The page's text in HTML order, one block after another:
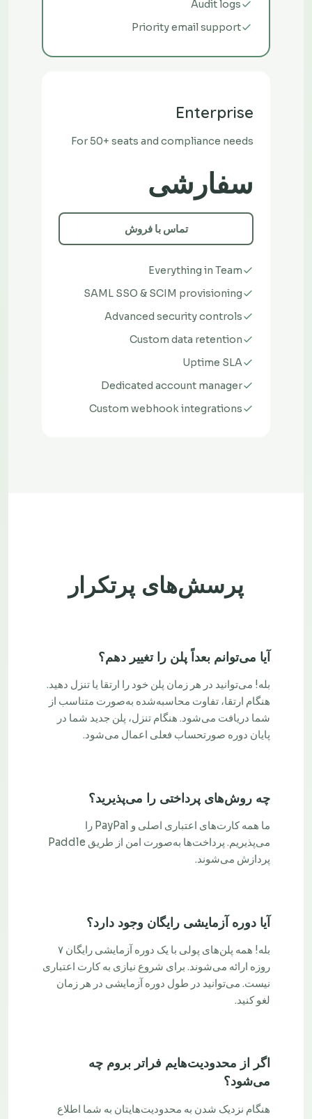
Audit logs
Priority email support
Enterprise
For 50+ seats and compliance needs
سفارشی
تماس با فروش
Everything in Team
SAML SSO & SCIM provisioning
Advanced security controls
Custom data retention
Uptime SLA
Dedicated account manager
Custom webhook integrations
پرسش‌های پرتکرار
آیا می‌توانم بعداً پلن را تغییر دهم؟
بله! می‌توانید در هر زمان پلن خود را ارتقا یا تنزل دهید.
هنگام ارتقا، تفاوت محاسبه‌شده به‌صورت متناسب از
شما دریافت می‌شود. هنگام تنزل، پلن جدید شما در
پایان دوره صورتحساب فعلی اعمال می‌شود.
چه روش‌های پرداختی را می‌پذیرید؟
ما همه کارت‌های اعتباری اصلی و PayPal را
می‌پذیریم. پرداخت‌ها به‌صورت امن از طریق Paddle
پردازش می‌شوند.
آیا دوره آزمایشی رایگان وجود دارد؟
بله! همه پلن‌های پولی با یک دوره آزمایشی رایگان ۷
روزه ارائه می‌شوند. برای شروع نیازی به کارت اعتباری
نیست. می‌توانید در طول دوره آزمایشی در هر زمان
لغو کنید.
اگر از محدودیت‌هایم فراتر بروم چه
می‌شود؟
هنگام نزدیک شدن به محدودیت‌هایتان به شما اطلاع